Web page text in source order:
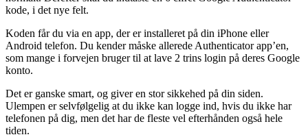
kode, i det nye felt.
Koden får du via en app, der er installeret på din iPhone eller
Android telefon. Du kender måske allerede Authenticator app’en,
som mange i forvejen bruger til at lave 2 trins login på deres Google
konto.
Det er ganske smart, og giver en stor sikkehed på din siden.
Ulempen er selvfølgelig at du ikke kan logge ind, hvis du ikke har
telefonen på dig, men det har de fleste vel efterhånden også hele
tiden.